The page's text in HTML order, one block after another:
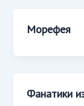
Морефея
Фанатики